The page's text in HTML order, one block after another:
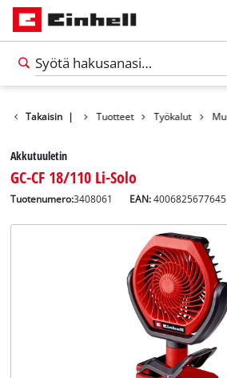
Takaisin | Tuotteet Työkalut
Akkutuuletin
GC-CF 18/110 Li-Solo
Tuotenumero:3408061 EAN:4006825677645